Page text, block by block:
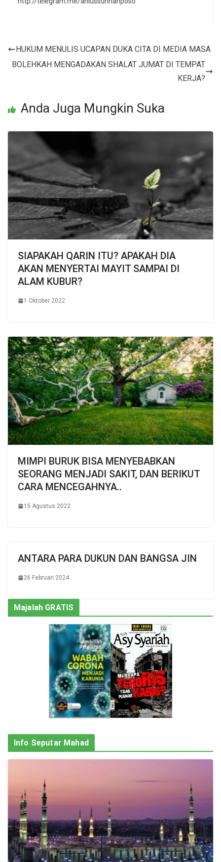
HUKUM MENULIS UCAPAN DUKA CITA DI MEDIA MASA
BOLEHKAH MENGADAKAN SHALAT JUMAT DI TEMPAT
KERJA?
Anda Juga Mungkin Suka
SIAPAKAH QARIN ITU? APAKAH DIA
AKAN MENYERTAI MAYIT SAMPAI DI
ALAM KUBUR?
1 Oktober 2022
MIMPI BURUK BISA MENYEBABKAN
SEORANG MENJADI SAKIT, DAN BERIKUT
CARA MENCEGAHNYA..
15 Agustus 2022
ANTARA PARA DUKUN DAN BANGSA JIN
26 Februari 2024
Majalah GRATIS
Info Seputar Mahad